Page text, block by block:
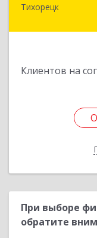
Тихорецк
Клиентов на
352114,
При выборе
обратите